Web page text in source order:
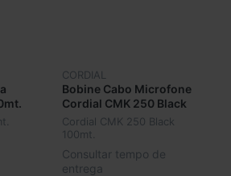
CORDIAL
Bobine Cabo Microfone
Cordial CMK 250 Black
100mt.
Cordial CMK 250 Black
100mt.
Consultar tempo de
entrega